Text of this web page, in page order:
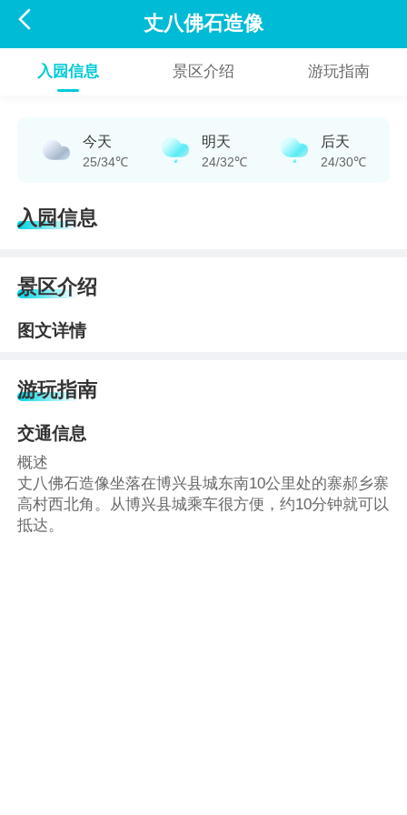
 丈八佛石造像
入园信息 景区介绍 游玩指南
今天
25/34℃
明天
24/32℃
后天
24/30℃
入园信息
景区介绍
图文详情
游玩指南
交通信息
概述
丈八佛石造像坐落在博兴县城东南10公里处的寨郝乡寨
高村西北角。从博兴县城乘车很方便，约10分钟就可以
抵达。